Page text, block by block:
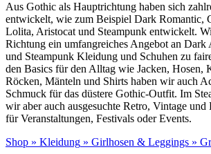
Aus Gothic als Hauptrichtung haben sich
entwickelt, wie zum Beispiel Dark Romantic,
Lolita, Aristocat und Steampunk entwickelt.
Richtung ein umfangreiches Angebot an Dark
und Steampunk Kleidung und Schuhen zu
den Basics für den Alltag wie Jacken, Hosen,
Röcken, Mänteln und Shirts haben wir auch
Schmuck für das düstere Gothic-Outfit. Im
wir aber auch ausgesuchte Retro, Vintage
für Veranstaltungen, Festivals oder Events.
Shop » Kleidung » Girlhosen & Leggings »